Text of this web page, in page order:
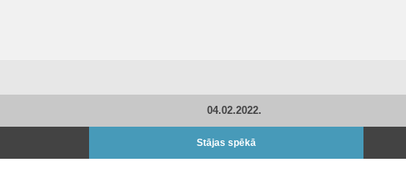
04.02.2022.
Stājas spēkā